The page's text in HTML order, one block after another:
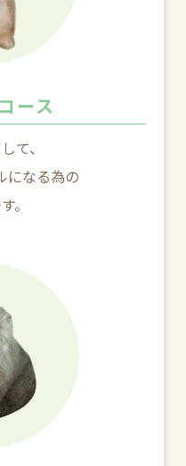
ース
て、
になる為の
。